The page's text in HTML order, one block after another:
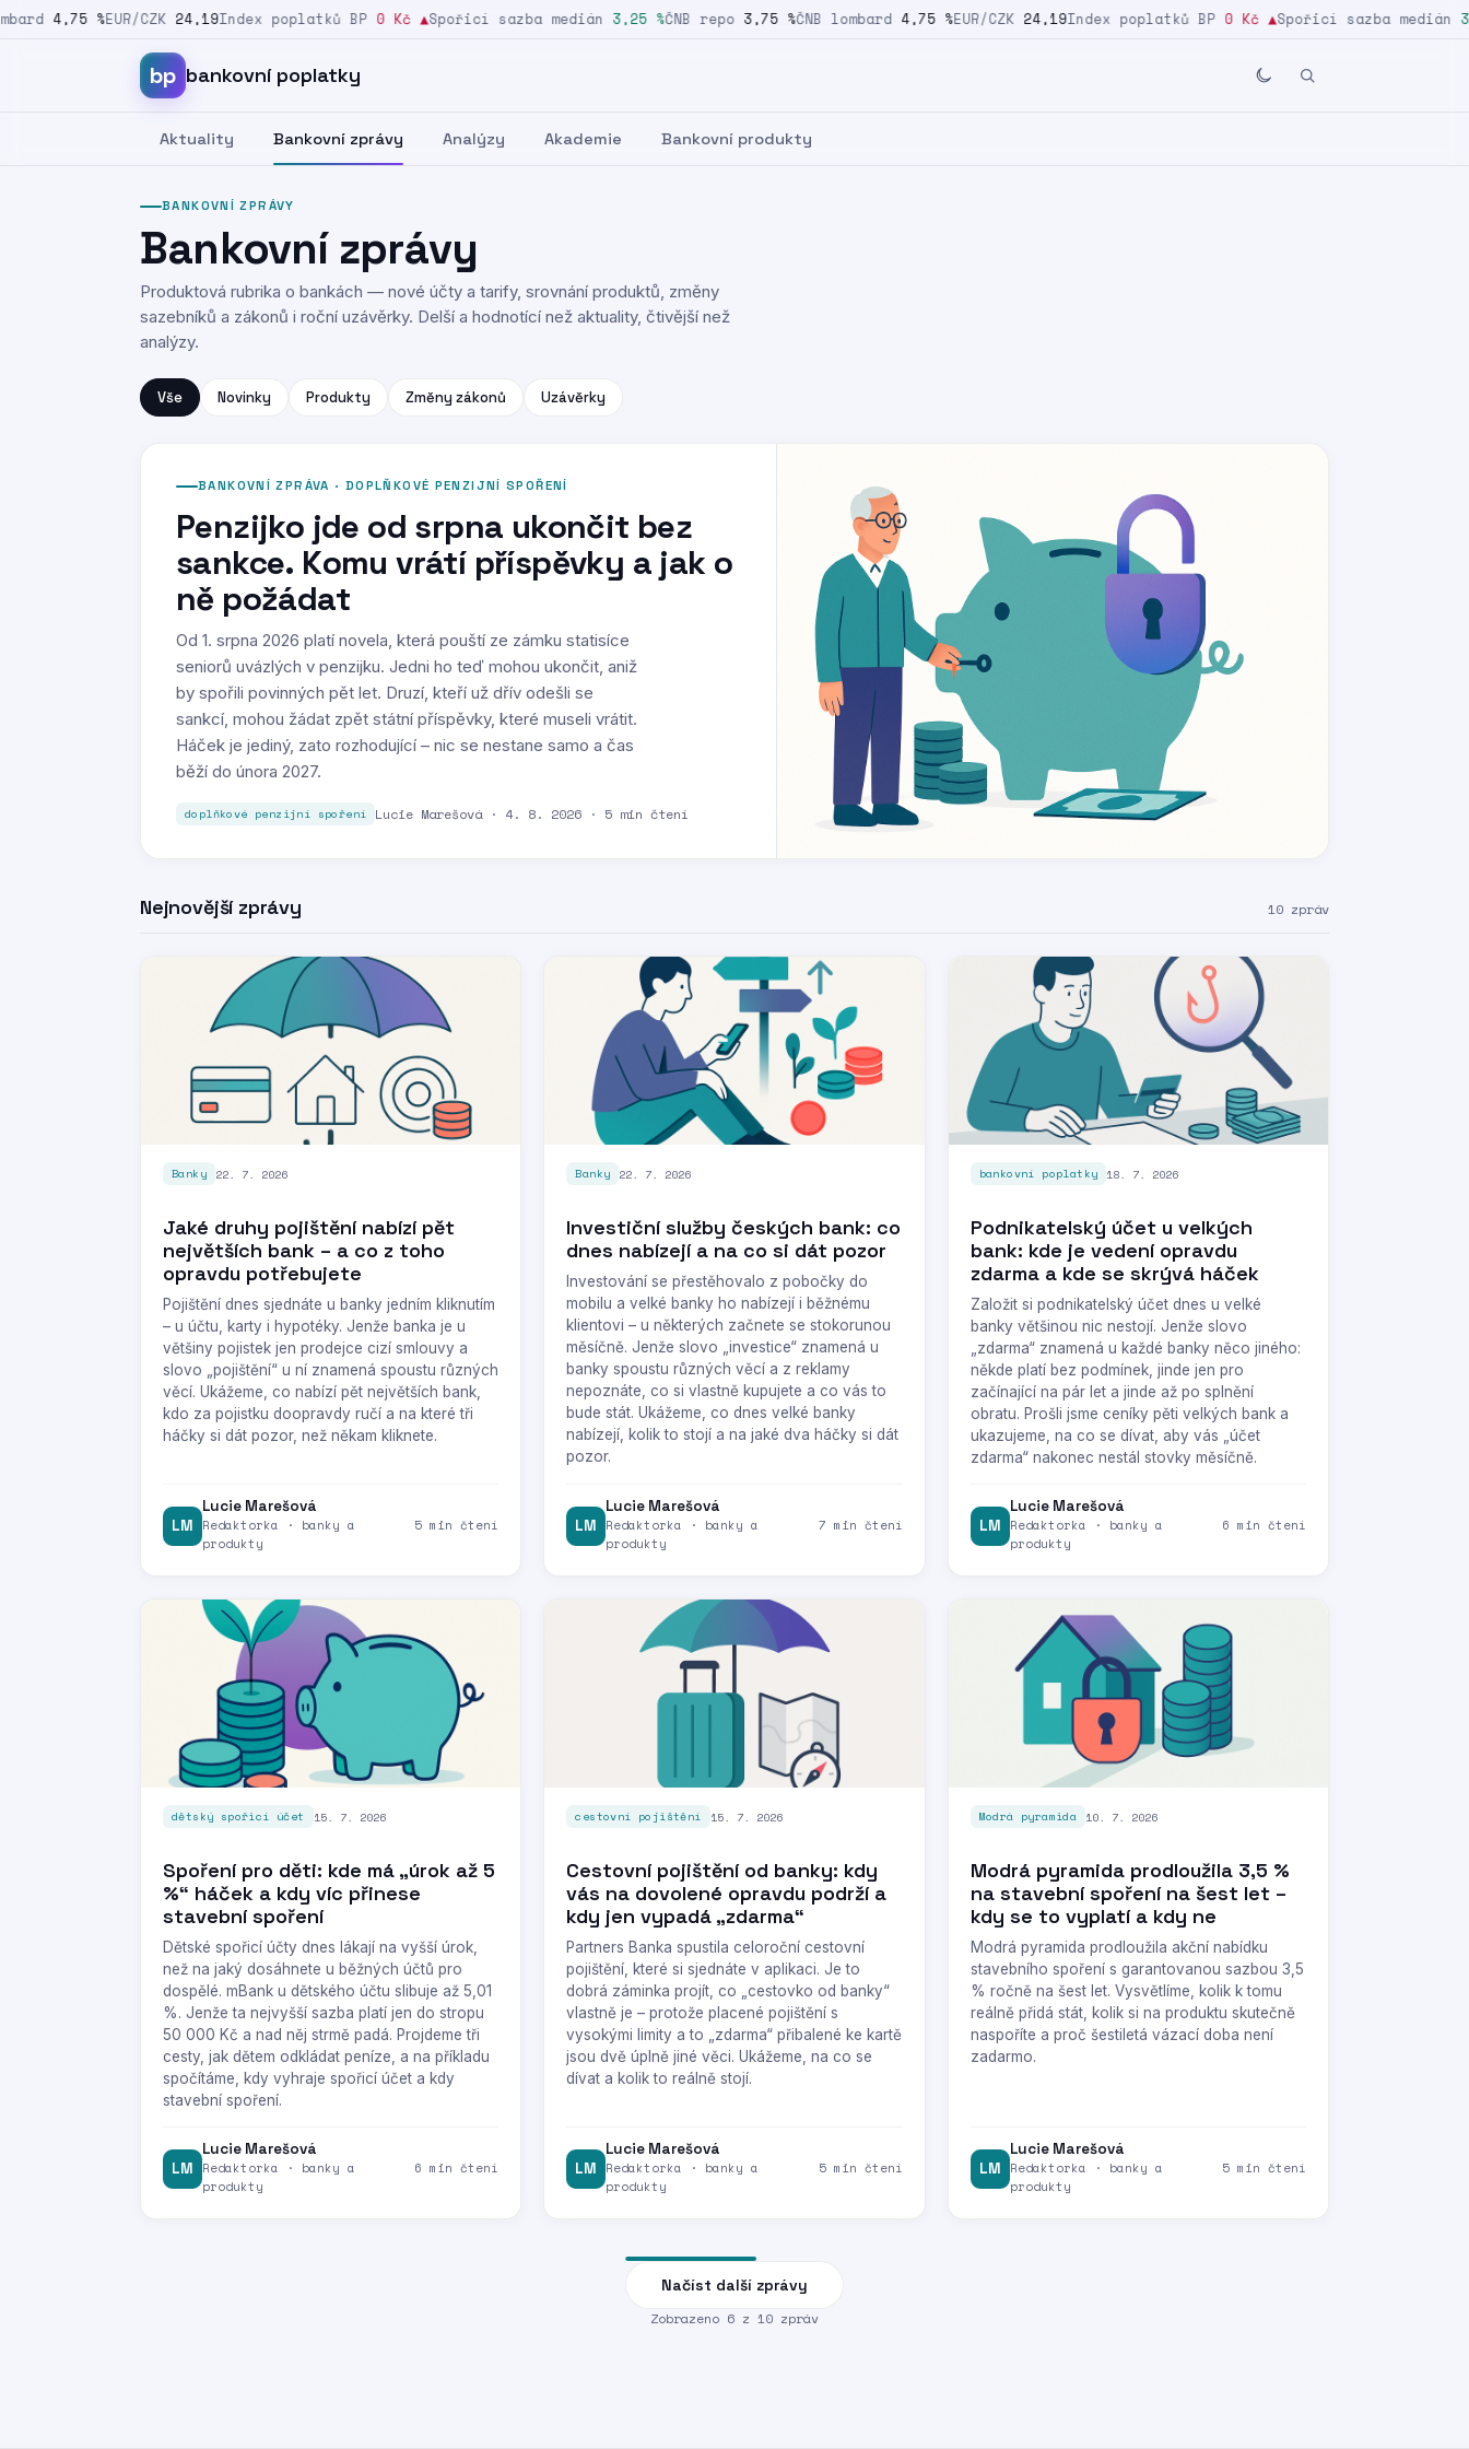
4,75 %EUR/CZK 24,19Index poplatků BP 0 Kč ▲Spořicí sazba medián 3,25 %ČNB repo 3,75 %ČNB lombard 4,75 %EUR/CZK 24,19Index poplatků BP 0 Kč ▲Spořicí sazba medián
Přeskočit na obsah
bp bankovní poplatky
Aktuality Bankovní zprávy Analýzy Akademie Bankovní produkty
BANKOVNÍ ZPRÁVY
Bankovní zprávy
Produktová rubrika o bankách — nové účty a tarify, srovnání produktů, změny
sazebníků a zákonů i roční uzávěrky. Delší a hodnotící než aktuality, čtivější než
analýzy.
Vše Novinky Produkty Změny zákonů Uzávěrky
BANKOVNÍ ZPRÁVA · DOPLŇKOVÉ PENZIJNÍ SPOŘENÍ
Penzijko jde od srpna ukončit bez
sankce. Komu vrátí příspěvky a jak o
ně požádat
Od 1. srpna 2026 platí novela, která pouští ze zámku statisíce
seniorů uvázlých v penzijku. Jedni ho teď mohou ukončit, aniž
by spořili povinných pět let. Druzí, kteří už dřív odešli se
sankcí, mohou žádat zpět státní příspěvky, které museli vrátit.
Háček je jediný, zato rozhodující – nic se nestane samo a čas
běží do února 2027.
doplňkové penzijní spoření Lucie Marešová · 4. 8. 2026 · 5 min čtení
Nejnovější zprávy 10 zpráv
Banky 22. 7. 2026
Jaké druhy pojištění nabízí pět
největších bank – a co z toho
opravdu potřebujete
Pojištění dnes sjednáte u banky jedním kliknutím
– u účtu, karty i hypotéky. Jenže banka je u
většiny pojistek jen prodejce cizí smlouvy a
slovo „pojištění“ u ní znamená spoustu různých
věcí. Ukážeme, co nabízí pět největších bank,
kdo za pojistku doopravdy ručí a na které tři
háčky si dát pozor, než někam kliknete.
LM
Lucie Marešová
Redaktorka · banky a
produkty
5 min čtení
Banky 22. 7. 2026
Investiční služby českých bank: co
dnes nabízejí a na co si dát pozor
Investování se přestěhovalo z pobočky do
mobilu a velké banky ho nabízejí i běžnému
klientovi – u některých začnete se stokorunou
měsíčně. Jenže slovo „investice“ znamená u
banky spoustu různých věcí a z reklamy
nepoznáte, co si vlastně kupujete a co vás to
bude stát. Ukážeme, co dnes velké banky
nabízejí, kolik to stojí a na jaké dva háčky si dát
pozor.
LM
Lucie Marešová
Redaktorka · banky a
produkty
7 min čtení
bankovní poplatky 18. 7. 2026
Podnikatelský účet u velkých
bank: kde je vedení opravdu
zdarma a kde se skrývá háček
Založit si podnikatelský účet dnes u velké
banky většinou nic nestojí. Jenže slovo
„zdarma“ znamená u každé banky něco jiného:
někde platí bez podmínek, jinde jen pro
začínající na pár let a jinde až po splnění
obratu. Prošli jsme ceníky pěti velkých bank a
ukazujeme, na co se dívat, aby vás „účet
zdarma“ nakonec nestál stovky měsíčně.
LM
Lucie Marešová
Redaktorka · banky a
produkty
6 min čtení
dětský spořicí účet 15. 7. 2026
Spoření pro děti: kde má „úrok až 5
%“ háček a kdy víc přinese
stavební spoření
Dětské spořicí účty dnes lákají na vyšší úrok,
než na jaký dosáhnete u běžných účtů pro
dospělé. mBank u dětského účtu slibuje až 5,01
%. Jenže ta nejvyšší sazba platí jen do stropu
50 000 Kč a nad něj strmě padá. Projdeme tři
cesty, jak dětem odkládat peníze, a na příkladu
spočítáme, kdy vyhraje spořicí účet a kdy
stavební spoření.
LM
Lucie Marešová
Redaktorka · banky a
produkty
6 min čtení
cestovní pojištění 15. 7. 2026
Cestovní pojištění od banky: kdy
vás na dovolené opravdu podrží a
kdy jen vypadá „zdarma“
Partners Banka spustila celoroční cestovní
pojištění, které si sjednáte v aplikaci. Je to
dobrá záminka projít, co „cestovko od banky“
vlastně je – protože placené pojištění s
vysokými limity a to „zdarma“ přibalené ke kartě
jsou dvě úplně jiné věci. Ukážeme, na co se
dívat a kolik to reálně stojí.
LM
Lucie Marešová
Redaktorka · banky a
produkty
5 min čtení
Modrá pyramida 10. 7. 2026
Modrá pyramida prodloužila 3,5 %
na stavební spoření na šest let –
kdy se to vyplatí a kdy ne
Modrá pyramida prodloužila akční nabídku
stavebního spoření s garantovanou sazbou 3,5
% ročně na šest let. Vysvětlíme, kolik k tomu
reálně přidá stát, kolik si na produktu skutečně
naspoříte a proč šestiletá vázací doba není
zadarmo.
LM
Lucie Marešová
Redaktorka · banky a
produkty
5 min čtení
Načíst další zprávy
Zobrazeno 6 z 10 zpráv